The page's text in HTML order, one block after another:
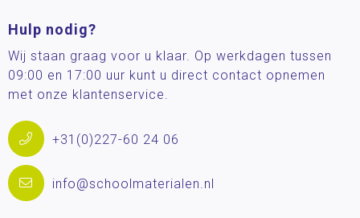
Hulp nodig?
Wij staan graag voor u klaar. Op werkdagen tussen
09:00 en 17:00 uur kunt u direct contact opnemen
met onze klantenservice.
+31(0)227-60 24 06
info@schoolmaterialen.nl